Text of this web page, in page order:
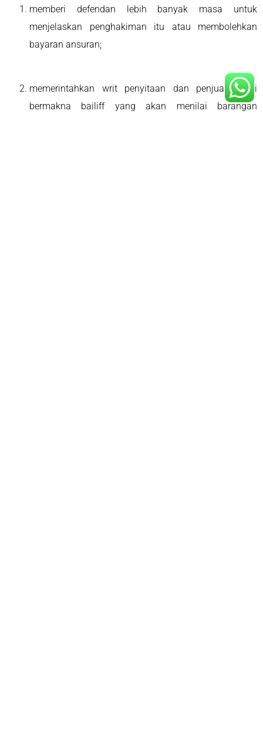
memberi defendan lebih banyak masa untuk
menjelaskan penghakiman itu atau membolehkan
bayaran ansuran;
memerintahkan writ penyitaan dan penjualan. Ini
bermakna bailiff yang akan menilai barangan